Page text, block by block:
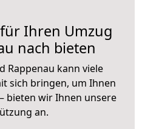
Ihren Umzug
nach bieten
Rappenau kann viele
sich bringen, um Ihnen
bieten wir Ihnen unsere
an.